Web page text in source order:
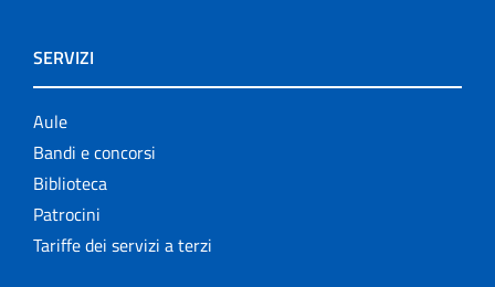
SERVIZI
Aule
Bandi e concorsi
Biblioteca
Patrocini
Tariffe dei servizi a terzi